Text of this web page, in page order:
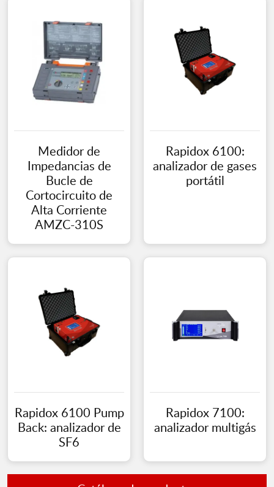
Medidor de
Impedancias de
Bucle de
Cortocircuito de
Alta Corriente
AMZC-310S
Rapidox 6100:
analizador de gases
portátil
Rapidox 6100 Pump
Back: analizador de
SF6
Rapidox 7100:
analizador multigás